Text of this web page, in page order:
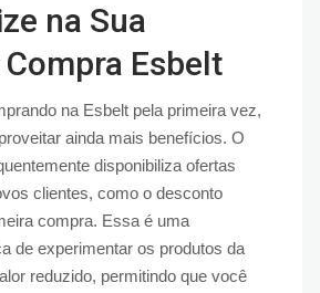
na Sua
Esbelt
na Esbelt pela primeira vez,
ainda mais benefícios. O
disponibiliza ofertas
clientes, como o desconto
compra. Essa é uma
de experimentar os produtos da
reduzido, permitindo que você